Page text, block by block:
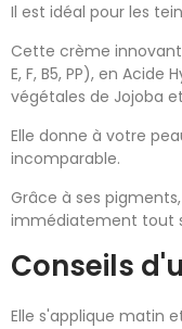
Il est idéal pour les
Cette crème
E, F, B5, PP), en
végétales de Jojoba
Elle donne à votre
incomparable.
Grâce à ses
immédiatement tout
Conseils
Elle s'applique matin